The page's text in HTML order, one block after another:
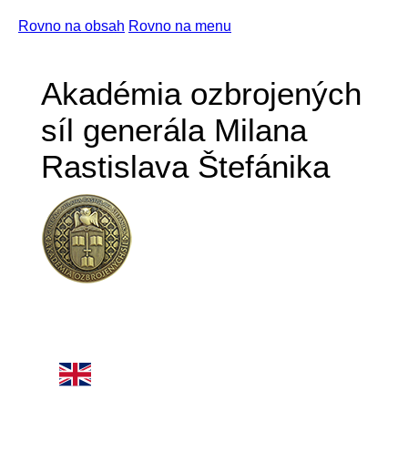
Rovno na obsah Rovno na menu
Akadémia ozbrojených
síl generála Milana
Rastislava Štefánika